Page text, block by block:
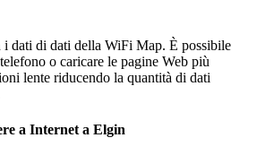
dati di dati della WiFi Map. È possibile
o caricare le pagine Web più
lente riducendo la quantità di dati
a Internet a Elgin